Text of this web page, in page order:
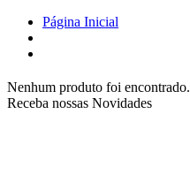
Página Inicial
Nenhum produto foi encontrado.
Receba nossas Novidades